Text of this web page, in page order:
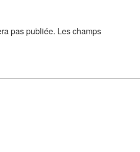
pas publiée. Les champs